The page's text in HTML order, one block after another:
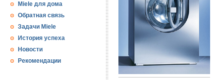
Miele для дома
Обратная связь
Задачи Miele
История успеха
Новости
Рекомендации